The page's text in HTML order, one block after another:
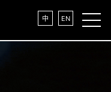
中 EN